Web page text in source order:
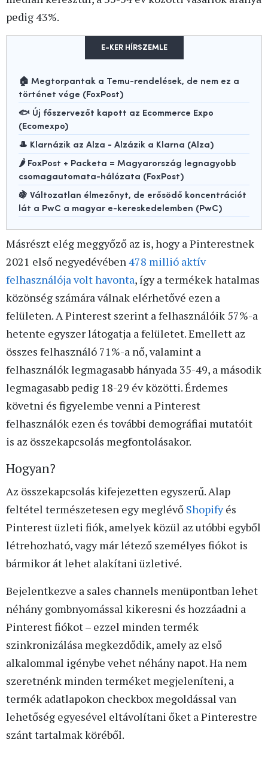
pedig 43%.
E-KER HÍRSZEMLE
🏠 Megtorpantak a Temu-rendelések, de nem ez a
történet vége (FoxPost)
🐟 Új főszervezőt kapott az Ecommerce Expo
(Ecomexpo)
🎩 Klarnázik az Alza - Alzázik a Klarna (Alza)
🌶️ FoxPost + Packeta = Magyarország legnagyobb
csomagautomata-hálózata (FoxPost)
🍇 Változatlan élmezőnyt, de erősödő koncentrációt
lát a PwC a magyar e-kereskedelemben (PwC)
Másrészt elég meggyőző az is, hogy a Pinterestnek
2021 első negyedévében478 millió aktív
felhasználója volt havonta, így a termékek hatalmas
közönség számára válnak elérhetővé ezen a
felületen. A Pinterest szerint a felhasználóik 57%-a
hetente egyszer látogatja a felületet. Emellett az
összes felhasználó 71%-a nő, valamint a
felhasználók legmagasabb hányada 35-49, a második
legmagasabb pedig 18-29 év közötti. Érdemes
követni és figyelembe venni a Pinterest
felhasználók ezen és további demográfiai mutatóit
is az összekapcsolás megfontolásakor.
Hogyan?
Az összekapcsolás kifejezetten egyszerű. Alap
feltétel természetesen egy meglévő Shopifyés
Pinterest üzleti fiók, amelyek közül az utóbbi egyből
létrehozható, vagy már létező személyes fiókot is
bármikor át lehet alakítani üzletivé.
Bejelentkezve a sales channels menüpontban lehet
néhány gombnyomással kikeresni és hozzáadni a
Pinterest fiókot – ezzel minden termék
szinkronizálása megkezdődik, amely az első
alkalommal igénybe vehet néhány napot. Ha nem
szeretnénk minden terméket megjeleníteni, a
termék adatlapokon checkbox megoldással van
lehetőség egyesével eltávolítani őket a Pinterestre
szánt tartalmak köréből.